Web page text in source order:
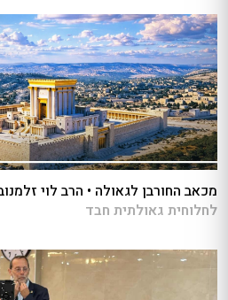
מכאב החורבן לגאולה • הרב לוי
לחלוחית גאולתית חבד